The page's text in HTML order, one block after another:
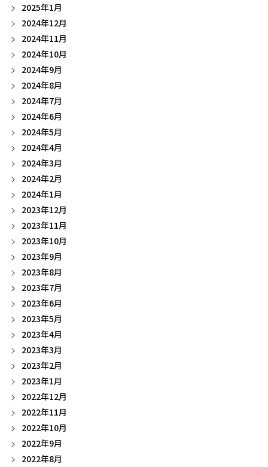
2025年1月
2024年12月
2024年11月
2024年10月
2024年9月
2024年8月
2024年7月
2024年6月
2024年5月
2024年4月
2024年3月
2024年2月
2024年1月
2023年12月
2023年11月
2023年10月
2023年9月
2023年8月
2023年7月
2023年6月
2023年5月
2023年4月
2023年3月
2023年2月
2023年1月
2022年12月
2022年11月
2022年10月
2022年9月
2022年8月